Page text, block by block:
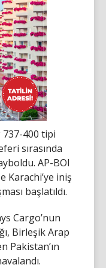
737-400 tipi
sırasında
AP-BOI
Karachi’ye iniş
başlatıldı.
Cargo’nun
Birleşik Arap
Pakistan’ın